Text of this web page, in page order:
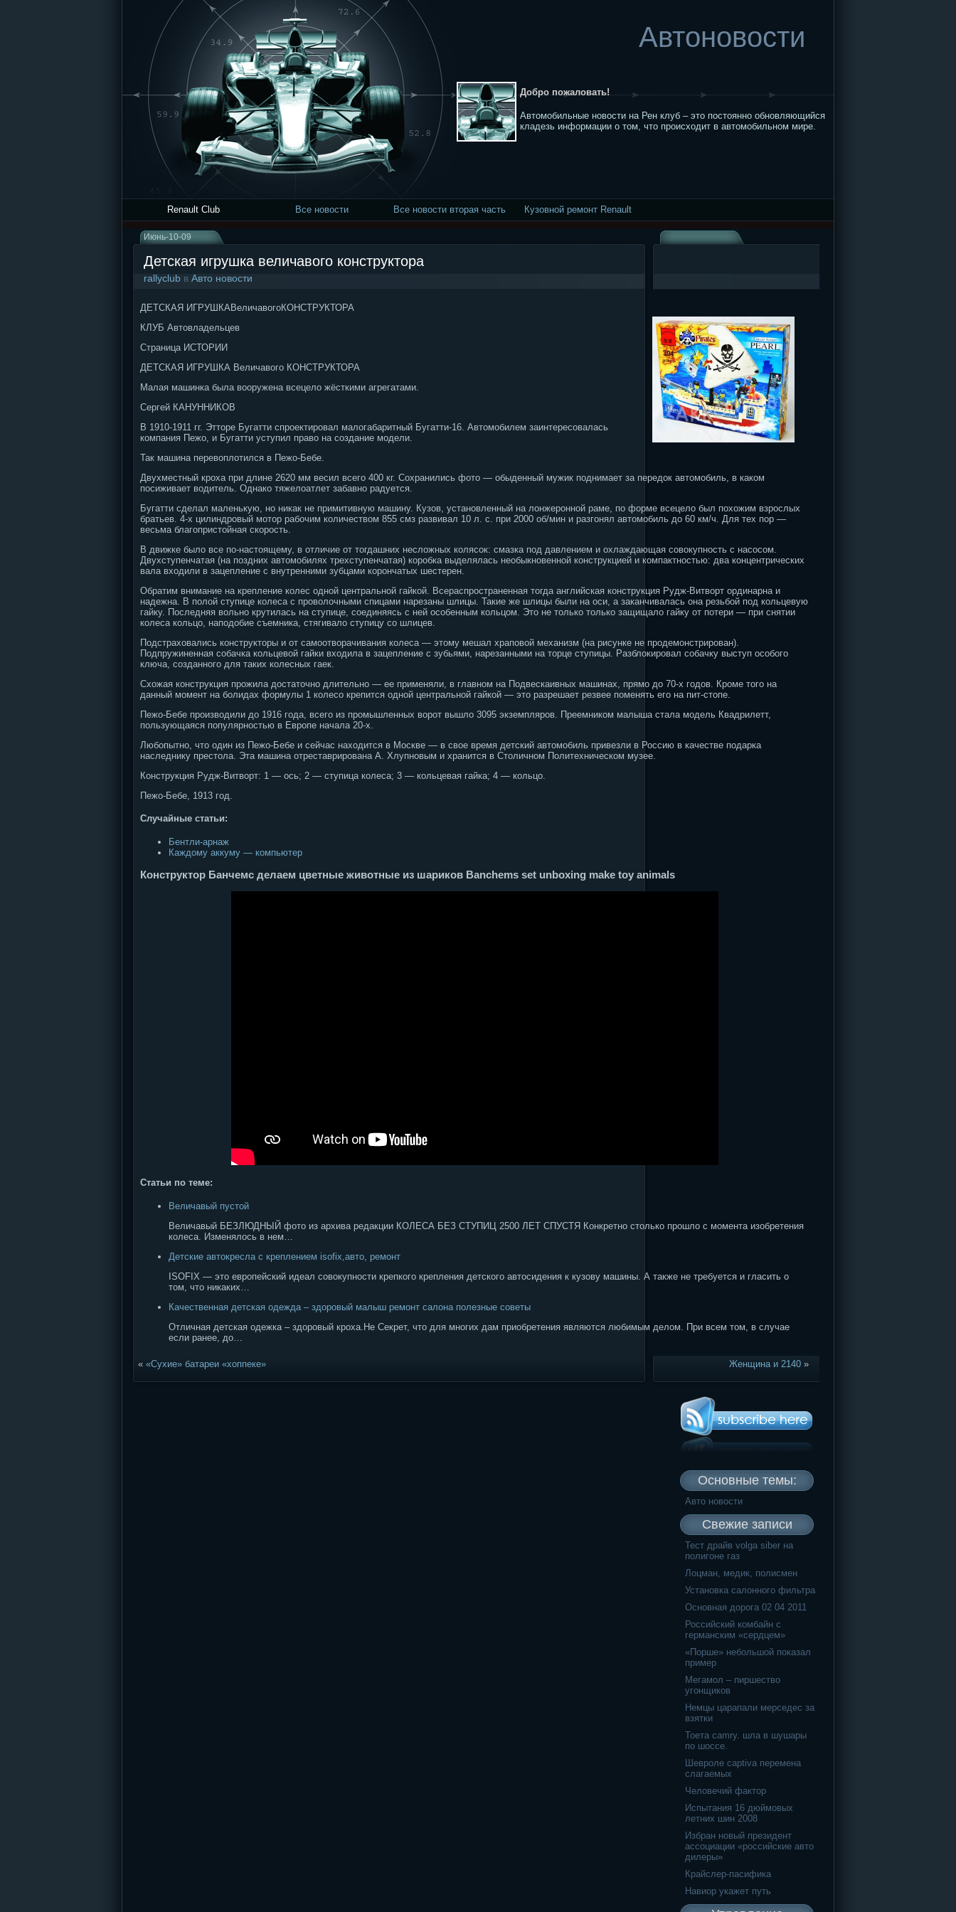
Автоновости
Добро пожаловать!
Автомобильные новости на Рен клуб – это постоянно обновляющийся
кладезь информации о том, что происходит в автомобильном мире.
Renault Club Все новости Все новости вторая часть Кузовной ремонт Renault
Июнь-10-09
Детская игрушка величавого конструктора
rallyclub в Авто новости
ДЕТСКАЯ ИГРУШКАВеличавогоКОНСТРУКТОРА
КЛУБ Автовладельцев
Страница ИСТОРИИ
ДЕТСКАЯ ИГРУШКА Величавого КОНСТРУКТОРА
Малая машинка была вооружена всецело жёсткими агрегатами.
Сергей КАНУННИКОВ
В 1910-1911 гг. Этторе Бугатти спроектировал малогабаритный Бугатти-16. Автомобилем заинтересовалась
компания Пежо, и Бугатти уступил право на создание модели.
Так машина перевоплотился в Пежо-Бебе.
Двухместный кроха при длине 2620 мм весил всего 400 кг. Сохранились фото — обыденный мужик поднимает за передок автомобиль, в каком
посиживает водитель. Однако тяжелоатлет забавно радуется.
Бугатти сделал маленькую, но никак не примитивную машину. Кузов, установленный на лонжеронной раме, по форме всецело был похожим взрослых
братьев. 4-х цилиндровый мотор рабочим количеством 855 смз развивал 10 л. с. при 2000 об/мин и разгонял автомобиль до 60 км/ч. Для тех пор —
весьма благопристойная скорость.
В движке было все по-настоящему, в отличие от тогдашних несложных колясок: смазка под давлением и охлаждающая совокупность с насосом.
Двухступенчатая (на поздних автомобилях трехступенчатая) коробка выделялась необыкновенной конструкцией и компактностью: два концентрических
вала входили в зацепление с внутренними зубцами корончатых шестерен.
Обратим внимание на крепление колес одной центральной гайкой. Всераспространенная тогда английская конструкция Рудж-Витворт ординарна и
надежна. В полой ступице колеса с проволочными спицами нарезаны шлицы. Такие же шлицы были на оси, а заканчивалась она резьбой под кольцевую
гайку. Последняя вольно крутилась на ступице, соединяясь с ней особенным кольцом. Это не только только защищало гайку от потери — при снятии
колеса кольцо, наподобие съемника, стягивало ступицу со шлицев.
Подстраховались конструкторы и от самоотворачивания колеса — этому мешал храповой механизм (на рисунке не продемонстрирован).
Подпружиненная собачка кольцевой гайки входила в зацепление с зубьями, нарезанными на торце ступицы. Разблокировал собачку выступ особого
ключа, созданного для таких колесных гаек.
Схожая конструкция прожила достаточно длительно — ее применяли, в главном на Подвескаивных машинах, прямо до 70-х годов. Кроме того на
данный момент на болидах формулы 1 колесо крепится одной центральной гайкой — это разрешает резвее поменять его на пит-стопе.
Пежо-Бебе производили до 1916 года, всего из промышленных ворот вышло 3095 экземпляров. Преемником малыша стала модель Квадрилетт,
пользующаяся популярностью в Европе начала 20-х.
Любопытно, что один из Пежо-Бебе и сейчас находится в Москве — в свое время детский автомобиль привезли в Россию в качестве подарка
наследнику престола. Эта машина отреставрирована А. Хлупновым и хранится в Столичном Политехническом музее.
Конструкция Рудж-Витворт: 1 — ось; 2 — ступица колеса; 3 — кольцевая гайка; 4 — кольцо.
Пежо-Бебе, 1913 год.
Случайные статьи:
Бентли-арнаж
Каждому аккуму — компьютер
Конструктор Банчемс делаем цветные животные из шариков Banchems set unboxing make toy animals
Статьи по теме:
Величавый пустой
Величавый БЕЗЛЮДНЫЙ фото из архива редакции КОЛЕСА БЕЗ СТУПИЦ 2500 ЛЕТ СПУСТЯ Конкретно столько прошло с момента изобретения
колеса. Изменялось в нем…
Детские автокресла с креплением isofix,авто, ремонт
ISOFIX — это европейский идеал совокупности крепкого крепления детского автосидения к кузову машины. А также не требуется и гласить о
том, что никаких…
Качественная детская одежда – здоровый малыш ремонт салона полезные советы
Отличная детская одежка – здоровый кроха.Не Секрет, что для многих дам приобретения являются любимым делом. При всем том, в случае
если ранее, до…
« «Сухие» батареи «хоппеке» Женщина и 2140 »
Основные темы:
Авто новости
Свежие записи
Тест драйв volga siber на
полигоне газ
Лоцман, медик, полисмен
Установка салонного фильтра
Основная дорога 02 04 2011
Российский комбайн с
германским «сердцем»
«Порше» небольшой показал
пример
Мегамол – пиршество
угонщиков
Немцы царапали мерседес за
взятки
Тоета camry. шла в шушары
по шоссе.
Шевроле captiva перемена
слагаемых
Человечий фактор
Испытания 16 дюймовых
летних шин 2008
Избран новый президент
ассоциации «российские авто
дилеры»
Крайслер-пасифика
Навиор укажет путь